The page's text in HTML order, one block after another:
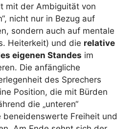
mit der Ambiguität von
nicht nur in Bezug auf
sondern auch auf mentale
Heiterkeit) und die relative
eigenen Standes im
Die anfängliche
des Sprechers
Position, die mit Bürden
die „unteren“
beneidenswerte Freiheit und